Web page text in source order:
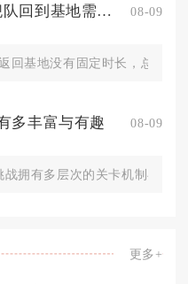
无尽的拉格朗日拉格朗日舰队回到基地需多长时间 08-09
回基地没有固定时长，总耗
多丰富与有趣 08-09
战拥有多层次的关卡机制与丰
更多+